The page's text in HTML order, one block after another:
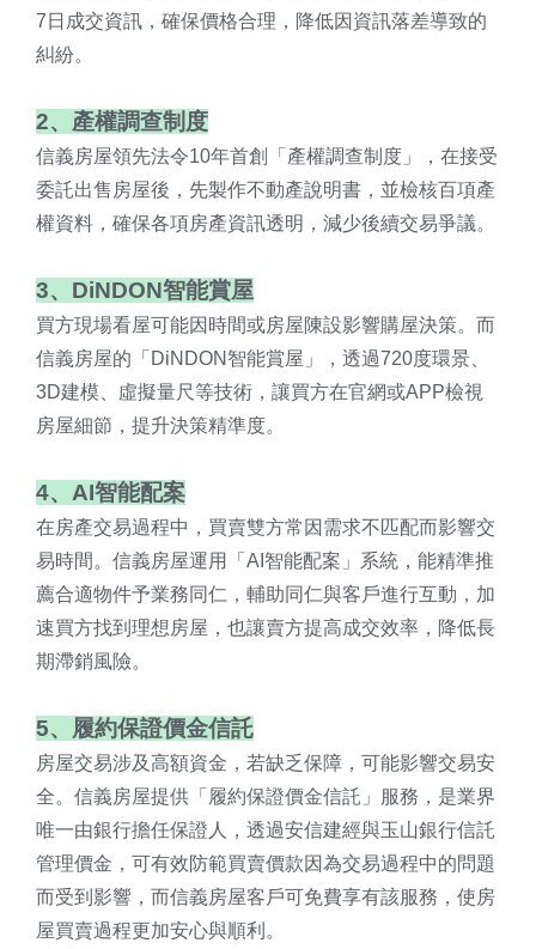
7日成交資訊，確保價格合理，降低因資訊落差導致的
糾紛。
2、產權調查制度
信義房屋領先法令10年首創「產權調查制度」，在接受
委託出售房屋後，先製作不動產說明書，並檢核百項產
權資料，確保各項房產資訊透明，減少後續交易爭議。
3、DiNDON智能賞屋
買方現場看屋可能因時間或房屋陳設影響購屋決策。而
信義房屋的「DiNDON智能賞屋」，透過720度環景、
3D建模、虛擬量尺等技術，讓買方在官網或APP檢視
房屋細節，提升決策精準度。
4、AI智能配案
在房產交易過程中，買賣雙方常因需求不匹配而影響交
易時間。信義房屋運用「AI智能配案」系統，能精準推
薦合適物件予業務同仁，輔助同仁與客戶進行互動，加
速買方找到理想房屋，也讓賣方提高成交效率，降低長
期滯銷風險。
5、履約保證價金信託
房屋交易涉及高額資金，若缺乏保障，可能影響交易安
全。信義房屋提供「履約保證價金信託」服務，是業界
唯一由銀行擔任保證人，透過安信建經與玉山銀行信託
管理價金，可有效防範買賣價款因為交易過程中的問題
而受到影響，而信義房屋客戶可免費享有該服務，使房
屋買賣過程更加安心與順利。